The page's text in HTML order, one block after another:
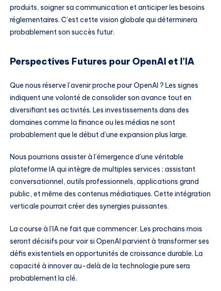
produits, soigner sa communication et anticiper les besoins
réglementaires. C’est cette vision globale qui déterminera
probablement son succès futur.
Perspectives Futures pour OpenAI et l’IA
Que nous réserve l’avenir proche pour OpenAI ? Les signes
indiquent une volonté de consolider son avance tout en
diversifiant ses activités. Les investissements dans des
domaines comme la finance ou les médias ne sont
probablement que le début d’une expansion plus large.
Nous pourrions assister à l’émergence d’une véritable
plateforme IA qui intègre de multiples services : assistant
conversationnel, outils professionnels, applications grand
public, et même des contenus médiatiques. Cette intégration
verticale pourrait créer des synergies puissantes.
La course à l’IA ne fait que commencer. Les prochains mois
seront décisifs pour voir si OpenAI parvient à transformer ses
défis existentiels en opportunités de croissance durable. La
capacité à innover au-delà de la technologie pure sera
probablement la clé.